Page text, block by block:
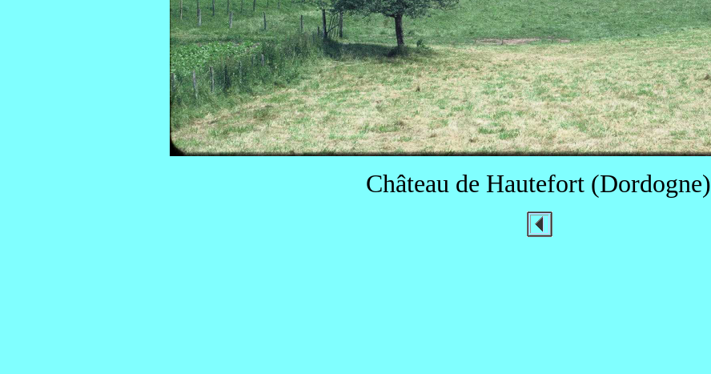
Château de Hautefort (Dordogne)